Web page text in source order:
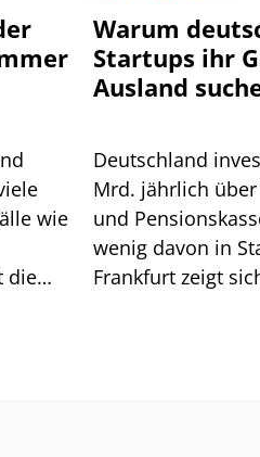
wie
die
Warum
Startups ihr
Ausland
Deutschland
Mrd. jährlich
und
wenig davon in
Frankfurt zeigt